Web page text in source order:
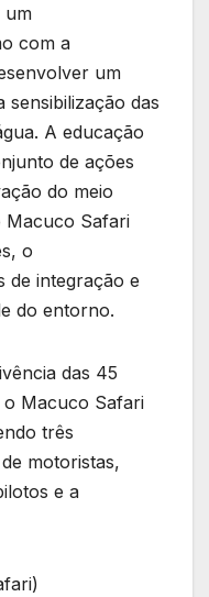
um
com a
um
sensibilização das
A educação
de ações
do meio
Macuco Safari
o
de integração e
do entorno.
das 45
Macuco Safari
três
motoristas,
e a